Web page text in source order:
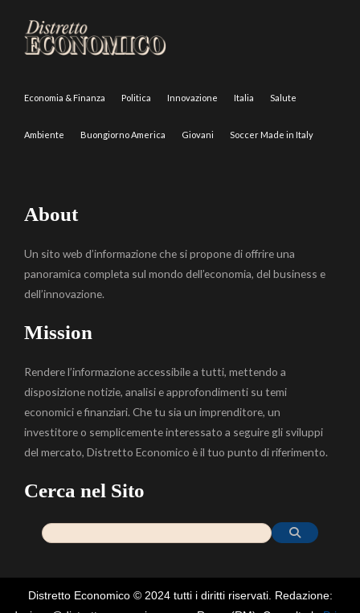
Economia & Finanza Politica Innovazione Italia Salute
Ambiente Buongiorno America Giovani Soccer Made in Italy
About
Un sito web d’informazione che si propone di offrire una
panoramica completa sul mondo dell’economia, del business e
dell’innovazione.
Mission
Rendere l’informazione accessibile a tutti, mettendo a
disposizione notizie, analisi e approfondimenti su temi
economici e finanziari. Che tu sia un imprenditore, un
investitore o semplicemente interessato a seguire gli sviluppi
del mercato, Distretto Economico è il tuo punto di riferimento.
Cerca nel Sito
Distretto Economico © 2024 tutti i diritti riservati. Redazione: